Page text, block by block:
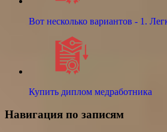
Вот несколько вариантов - 1.
Купить диплом медработника
Навигация по записям